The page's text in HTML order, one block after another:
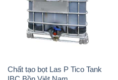
Chất tạo bọt Las P Tico Tank